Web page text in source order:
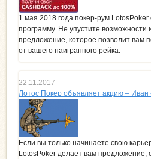
1 мая 2018 года покер-рум
программу. Не упустите возможности
предложение, которое позволит вам
от вашего наигранного рейка.
22.11.2017
Лотос Покер объявляет акцию – Иван
Если вы только начинаете свою
LotosPoker делает вам предложение,